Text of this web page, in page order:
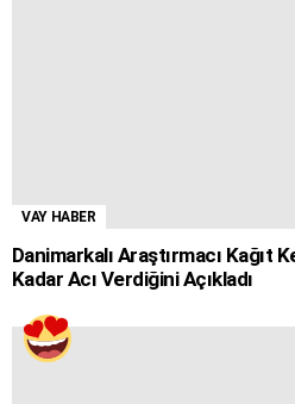
VAY HABER
Danimarkalı Araştırmacı Kağıt
Kadar Acı Verdiğini Açıkladı